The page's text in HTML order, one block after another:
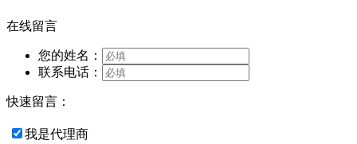
在线留言
您的姓名：
联系电话：
快速留言：
我是代理商